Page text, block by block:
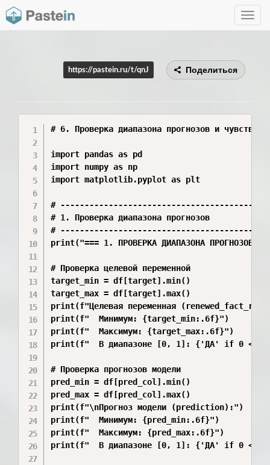
Toggle
https://pastein.ru/t/qnJ Поделиться
# 6. Проверка диапазона прогнозов и
import pandas as pd
import numpy as np
import matplotlib.pyplot as plt
#
# 1. Проверка диапазона прогнозов
#
print("=== 1. ПРОВЕРКА ДИАПАЗОНА ПРОГНОЗОВ
# Проверка целевой переменной
target_min = df[target].min()
target_max = df[target].max()
print(f"Целевая переменная
print(f"  Минимум: {target_min:.6f}")
print(f"  Максимум: {target_max:.6f}")
print(f"  В диапазоне [0, 1]: {'ДА' if 0 <=
# Проверка прогнозов модели
pred_min = df[pred_col].min()
pred_max = df[pred_col].max()
print(f"\nПрогноз модели (prediction):")
print(f"  Минимум: {pred_min:.6f}")
print(f"  Максимум: {pred_max:.6f}")
print(f"  В диапазоне [0, 1]: {'ДА' if 0 <=